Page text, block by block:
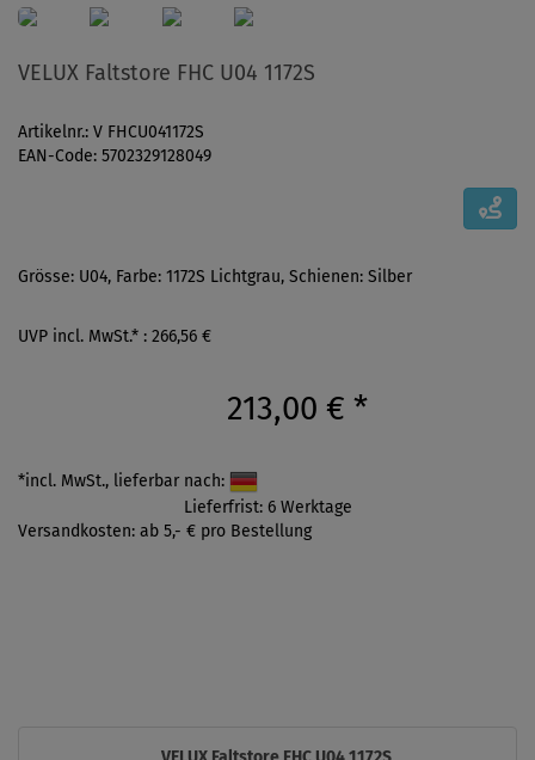
VELUX Faltstore FHC U04 1172S
Artikelnr.: V FHCU041172S
EAN-Code: 5702329128049
Grösse: U04, Farbe: 1172S Lichtgrau, Schienen: Silber
UVP incl. MwSt.* : 266,56 €
213,00 € *
*incl. MwSt., lieferbar nach:
Lieferfrist: 6 Werktage
Versandkosten: ab 5,- € pro Bestellung